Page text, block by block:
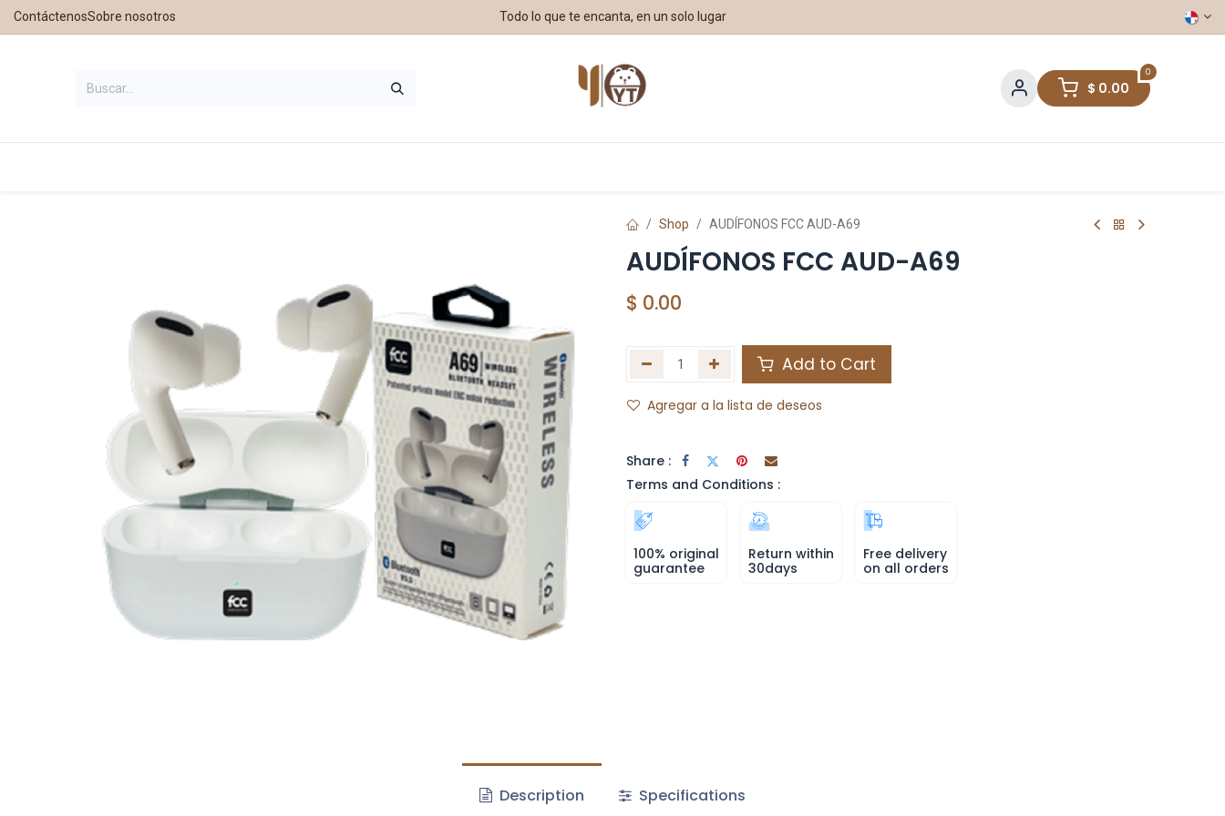
ContáctenosSobre nosotros Todo lo que te encanta, en un solo lugar
0
$ 0.00
Shop AUDÍFONOS FCC AUD-A69
AUDÍFONOS FCC AUD-A69
$ 0.00
Add to Cart
Agregar a la lista de deseos
Share :
Terms and Conditions :
100% original
guarantee
Return within
30days
Free delivery
on all orders
Description Specifications